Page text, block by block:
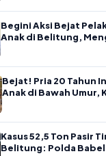
Begini Aksi Bejat
Anak di Belitung,
Bejat! Pria 20 Tahun
Anak di Bawah Umur,
Kasus 52,5 Ton Pasir
Belitung: Polda Babel